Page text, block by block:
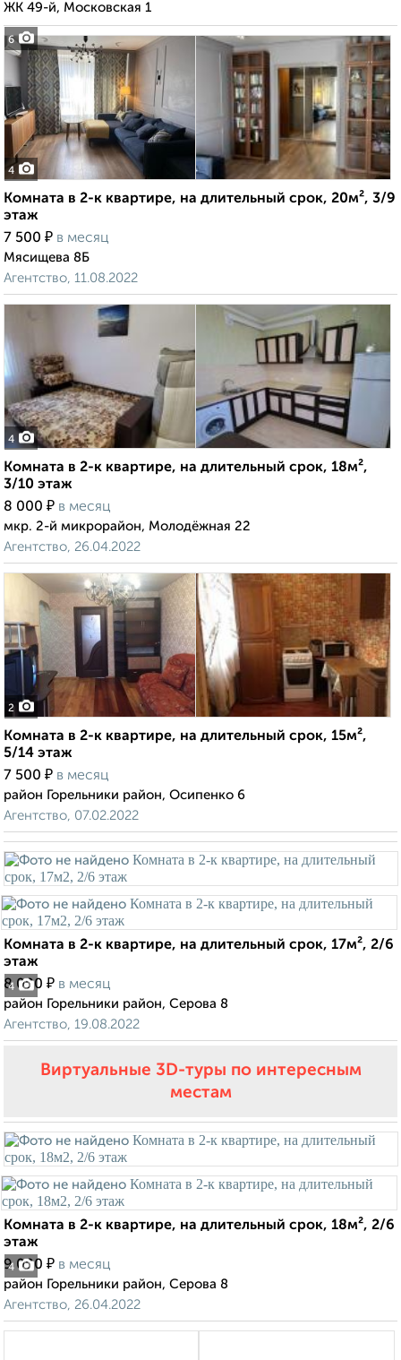
6
ЖК 49-й, Московская 1
4
Комната в 2-к квартире, на длительный срок, 20м², 3/9
этаж
7 500 ₽ в месяц
Мясищева 8Б
Агентство, 11.08.2022
4
Комната в 2-к квартире, на длительный срок, 18м²,
3/10 этаж
8 000 ₽ в месяц
мкр. 2-й микрорайон, Молодёжная 22
Агентство, 26.04.2022
2
Комната в 2-к квартире, на длительный срок, 15м²,
5/14 этаж
7 500 ₽ в месяц
район Горельники район, Осипенко 6
Агентство, 07.02.2022
4
Комната в 2-к квартире, на длительный срок, 17м², 2/6
этаж
8 000 ₽ в месяц
район Горельники район, Серова 8
Агентство, 19.08.2022
Виртуальные 3D-туры по интересным
местам
4
Комната в 2-к квартире, на длительный срок, 18м², 2/6
этаж
9 000 ₽ в месяц
район Горельники район, Серова 8
Агентство, 26.04.2022